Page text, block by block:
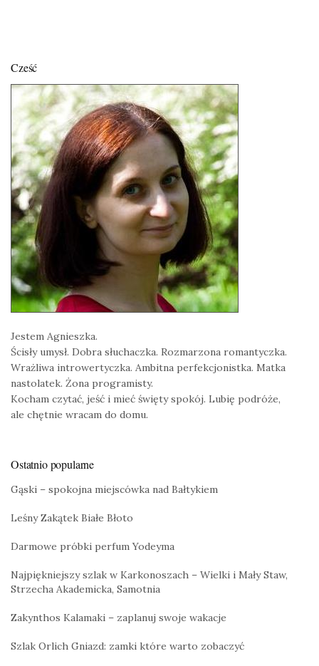
Cześć
Jestem Agnieszka.
Ścisły umysł. Dobra słuchaczka. Rozmarzona romantyczka.
Wrażliwa introwertyczka. Ambitna perfekcjonistka. Matka
nastolatek. Żona programisty.
Kocham czytać, jeść i mieć święty spokój. Lubię podróże,
ale chętnie wracam do domu.
Ostatnio popularne
Gąski – spokojna miejscówka nad Bałtykiem
Leśny Zakątek Białe Błoto
Darmowe próbki perfum Yodeyma
Najpiękniejszy szlak w Karkonoszach – Wielki i Mały Staw,
Strzecha Akademicka, Samotnia
Zakynthos Kalamaki – zaplanuj swoje wakacje
Szlak Orlich Gniazd: zamki które warto zobaczyć